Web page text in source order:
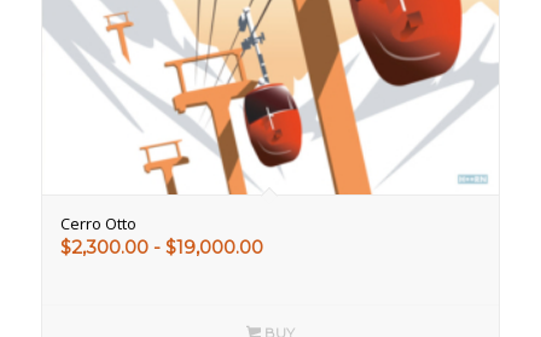
Cerro Otto
$2,300.00 - $19,000.00Rango
desde
BUY